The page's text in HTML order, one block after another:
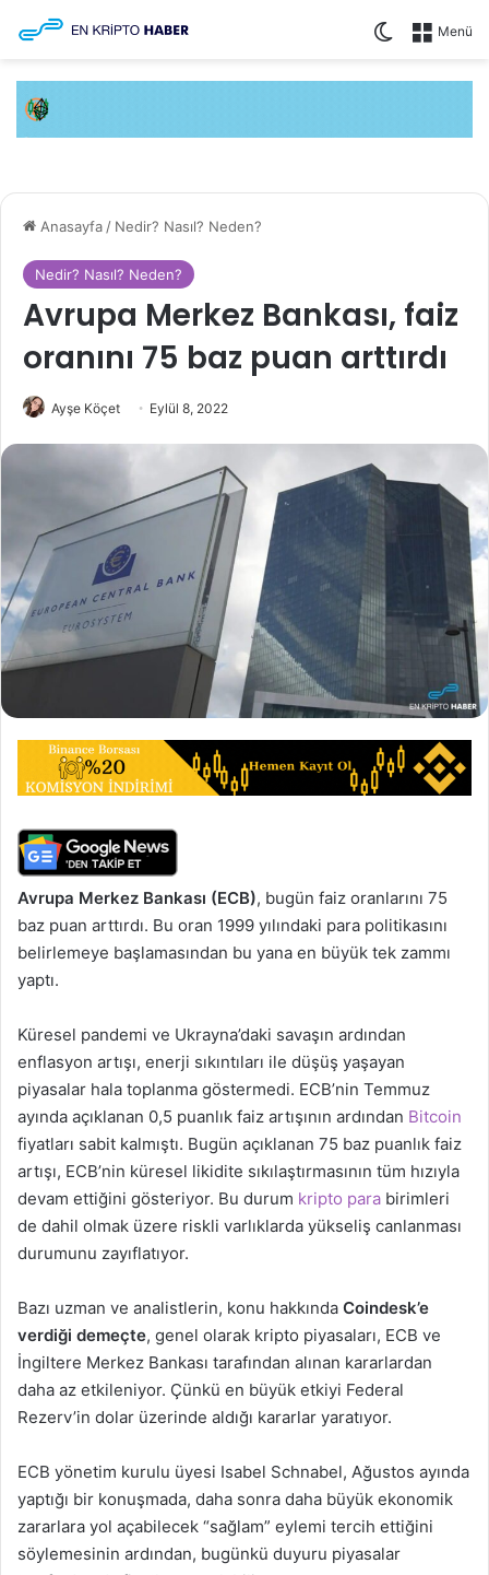
Menü
Dış
Anasayfa / Nedir? Nasıl? Neden?
Nedir? Nasıl? Neden?
Avrupa Merkez Bankası, faiz
oranını 75 baz puan arttırdı
Ayşe Köçet Eylül 8, 2022
Avrupa Merkez Bankası (ECB), bugün faiz oranlarını 75
baz puan arttırdı. Bu oran 1999 yılındaki para politikasını
belirlemeye başlamasından bu yana en büyük tek zammı
yaptı.
Küresel pandemi ve Ukrayna’daki savaşın ardından
enflasyon artışı, enerji sıkıntıları ile düşüş yaşayan
piyasalar hala toplanma göstermedi. ECB’nin Temmuz
ayında açıklanan 0,5 puanlık faiz artışının ardından Bitcoin
fiyatları sabit kalmıştı. Bugün açıklanan 75 baz puanlık faiz
artışı, ECB’nin küresel likidite sıkılaştırmasının tüm hızıyla
devam ettiğini gösteriyor. Bu durum kripto para birimleri
de dahil olmak üzere riskli varlıklarda yükseliş canlanması
durumunu zayıflatıyor.
Bazı uzman ve analistlerin, konu hakkında Coindesk’e
verdiği demeçte, genel olarak kripto piyasaları, ECB ve
İngiltere Merkez Bankası tarafından alınan kararlardan
daha az etkileniyor. Çünkü en büyük etkiyi Federal
Rezerv’in dolar üzerinde aldığı kararlar yaratıyor.
ECB yönetim kurulu üyesi Isabel Schnabel, Ağustos ayında
yaptığı bir konuşmada, daha sonra daha büyük ekonomik
zararlara yol açabilecek “sağlam” eylemi tercih ettiğini
söylemesinin ardından, bugünkü duyuru piyasalar